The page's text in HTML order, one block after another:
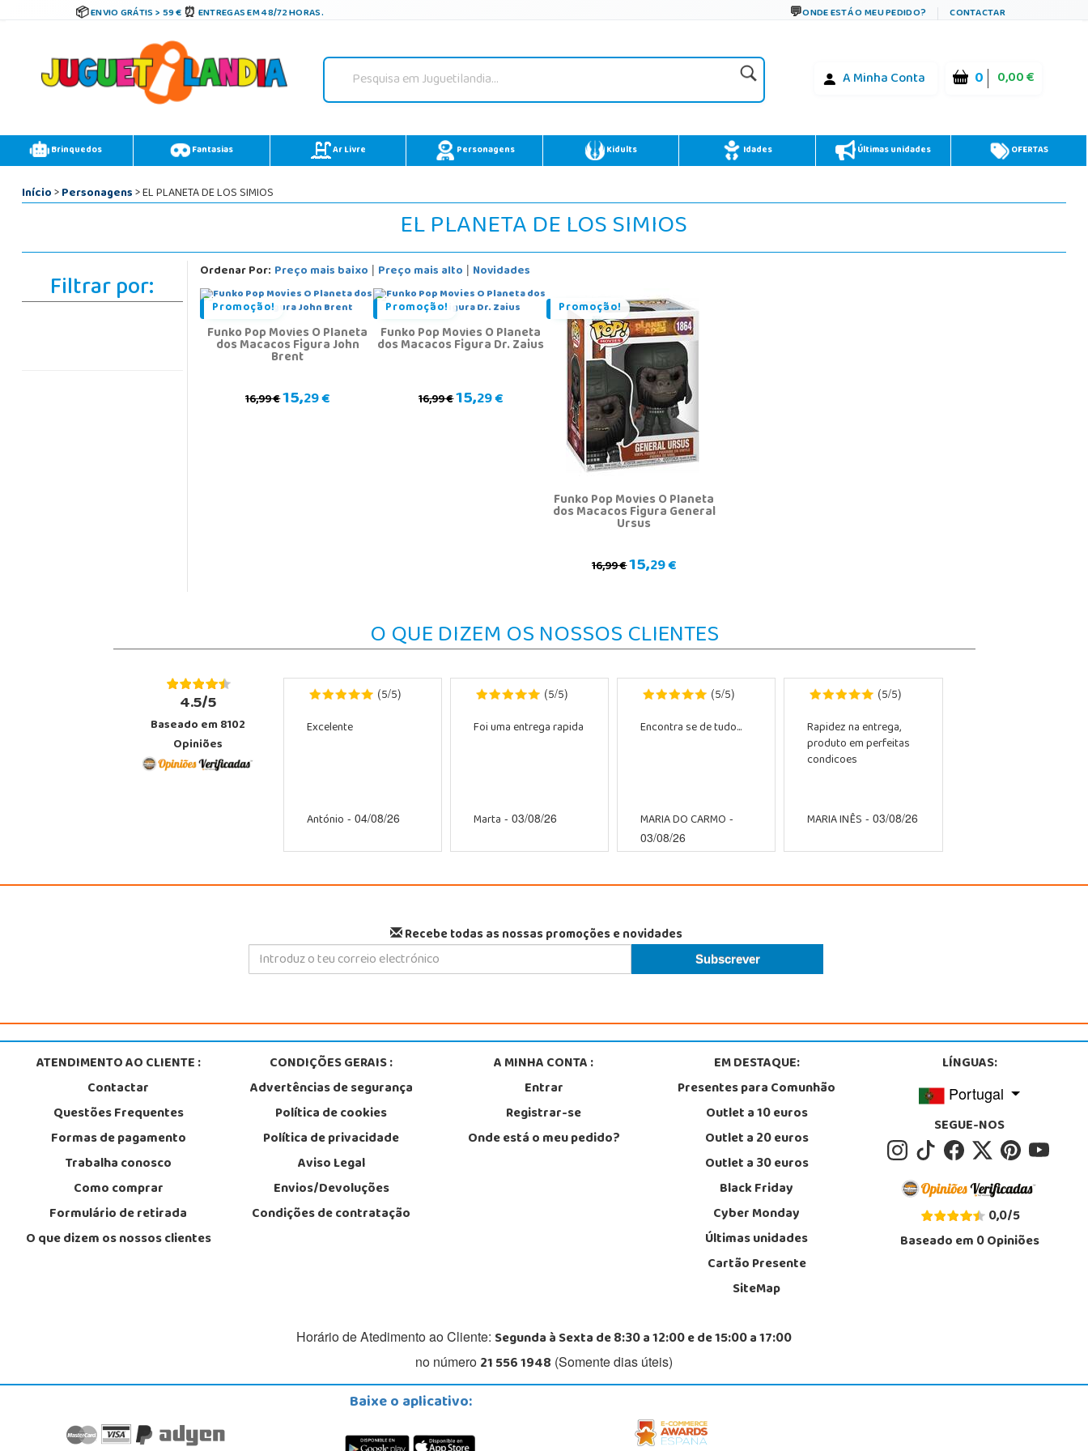
ENVIO GRÁTIS > 59 € ENTREGAS EM 48/72 HORAS. ONDE ESTÁ O MEU PEDIDO? CONTACTAR
A Minha Conta 0 0,00 €
Brinquedos Fantasias Ar Livre Personagens Kidults Idades Últimas unidades OFERTAS
Início>Personagens> EL PLANETA DE LOS SIMIOS
EL PLANETA DE LOS SIMIOS
Filtrar por: Ordenar Por: Preço mais baixo | Preço mais alto | Novidades
Promoção!
Funko Pop Movies O Planeta
dos Macacos Figura John
Brent
16,99 €15,29 €
Promoção!
Funko Pop Movies O Planeta
dos Macacos Figura Dr. Zaius
16,99 €15,29 €
Promoção!
Funko Pop Movies O Planeta
dos Macacos Figura General
Ursus
16,99 €15,29 €
O QUE DIZEM OS NOSSOS CLIENTES
4.5/5
Baseado em 8102
Opiniões
(5/5)
Excelente
António - 04/08/26
(5/5)
Foi uma entrega rapida
Marta - 03/08/26
(5/5)
Encontra se de tudo...
MARIA DO CARMO -
03/08/26
(5/5)
Rapidez na entrega,
produto em perfeitas
condicoes
MARIA INÊS - 03/08/26
Recebe todas as nossas promoções e novidades
ATENDIMENTO AO CLIENTE :
Contactar
Questões Frequentes
Formas de pagamento
Trabalha conosco
Como comprar
Formulário de retirada
O que dizem os nossos clientes
CONDIÇÕES GERAIS :
Advertências de segurança
Política de cookies
Política de privacidade
Aviso Legal
Envios/Devoluções
Condições de contratação
A MINHA CONTA :
Entrar
Registrar-se
Onde está o meu pedido?
EM DESTAQUE:
Presentes para Comunhão
Outlet a 10 euros
Outlet a 20 euros
Outlet a 30 euros
Black Friday
Cyber Monday
Últimas unidades
Cartão Presente
SiteMap
LÍNGUAS:
Portugal
SEGUE-NOS
0,0/5
Baseado em0Opiniões
Horário de Atedimento ao Cliente: Segunda à Sexta de 8:30 a 12:00 e de 15:00 a 17:00
no número 21 556 1948 (Somente dias úteis)
Baixe o aplicativo: